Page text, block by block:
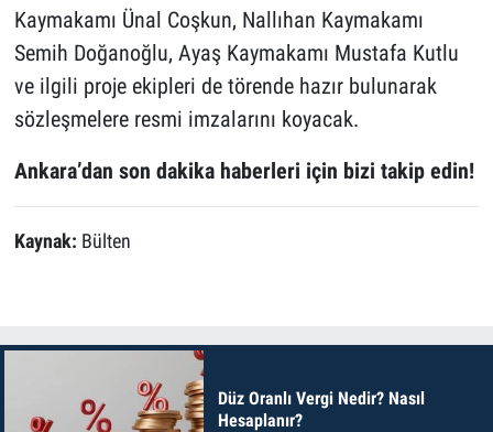
Kaymakamı Ünal Coşkun, Nallıhan Kaymakamı
Semih Doğanoğlu, Ayaş Kaymakamı Mustafa Kutlu
ve ilgili proje ekipleri de törende hazır bulunarak
sözleşmelere resmi imzalarını koyacak.
Ankara’dan son dakika haberleri için bizi takip edin!
Kaynak: Bülten
Düz Oranlı Vergi Nedir? Nasıl
Hesaplanır?